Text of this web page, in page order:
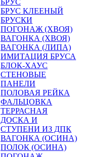
БРУС
БРУС КЛЕЕНЫЙ
БРУСКИ
ПОГОНАЖ (ХВОЯ)
ВАГОНКА (ХВОЯ)
ВАГОНКА (ЛИПА)
ИМИТАЦИЯ БРУСА
БЛОК-ХАУС
СТЕНОВЫЕ
ПАНЕЛИ
ПОЛОВАЯ РЕЙКА
ФАЛЬЦОВКА
ТЕРРАСНАЯ
ДОСКА И
СТУПЕНИ ИЗ ДПК
ВАГОНКА (ОСИНА)
ПОЛОК (ОСИНА)